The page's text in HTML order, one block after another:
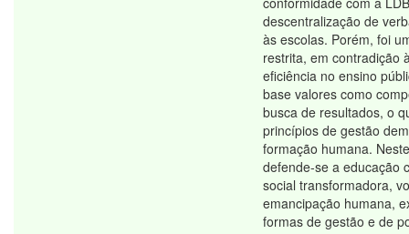
descentralização de
às escolas. Porém, foi
restrita, em contradição
eficiência no ensino
base valores como
busca de resultados, o
princípios de gestão
formação humana.
defende-se a educação
social transformadora,
emancipação humana,
formas de gestão e de